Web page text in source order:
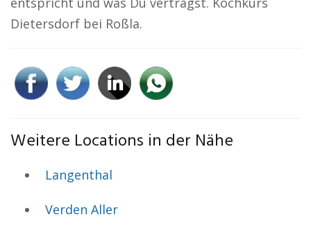
Dietersdorf bei Roßla.
Weitere Locations in der Nähe
Langenthal
Verden Aller